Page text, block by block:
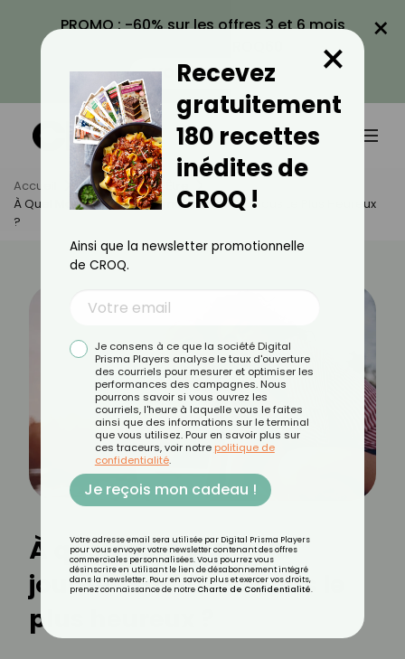
PROMO : -60% sur les offres 3 et 6 mois
VOIR LA PROMO
×
Accueil Actus
Bien-Être
À Quel Moment De La Journée Sommes-Nous Le Plus Heureux
?
À quel moment de la
journée sommes-nous le
plus heureux ?
Recevez
gratuitement
180 recettes
inédites de
CROQ !
×
Ainsi que la newsletter promotionnelle
de CROQ.
Je consens à ce que la société Digital
Prisma Players analyse le taux d'ouverture
des courriels pour mesurer et optimiser les
performances des campagnes. Nous
pourrons savoir si vous ouvrez les
courriels, l'heure à laquelle vous le faites
ainsi que des informations sur le terminal
que vous utilisez. Pour en savoir plus sur
ces traceurs, voir notre politique de
confidentialité.
Je reçois mon cadeau !
Votre adresse email sera utilisée par Digital Prisma Players
pour vous envoyer votre newsletter contenant des offres
commerciales personnalisées. Vous pourrez vous
désinscrire en utilisant le lien de désabonnement intégré
dans la newsletter. Pour en savoir plus et exercer vos droits,
prenez connaissance de notre Charte de Confidentialité.